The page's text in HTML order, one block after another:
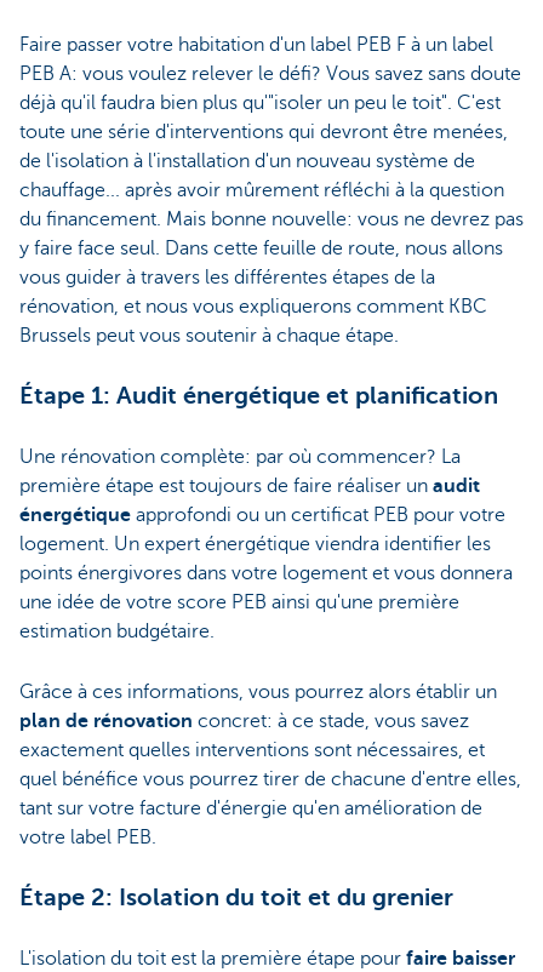
Faire passer votre habitation d'un label PEB F à un label
PEB A: vous voulez relever le défi? Vous savez sans doute
déjà qu'il faudra bien plus qu'"isoler un peu le toit". C'est
toute une série d'interventions qui devront être menées,
de l'isolation à l'installation d'un nouveau système de
chauffage... après avoir mûrement réfléchi à la question
du financement. Mais bonne nouvelle: vous ne devrez pas
y faire face seul. Dans cette feuille de route, nous allons
vous guider à travers les différentes étapes de la
rénovation, et nous vous expliquerons comment KBC
Brussels peut vous soutenir à chaque étape.
Étape 1: Audit énergétique et planification
Une rénovation complète: par où commencer? La
première étape est toujours de faire réaliser un audit
énergétique approfondi ou un certificat PEB pour votre
logement. Un expert énergétique viendra identifier les
points énergivores dans votre logement et vous donnera
une idée de votre score PEB ainsi qu'une première
estimation budgétaire.
Grâce à ces informations, vous pourrez alors établir un
plan de rénovation concret: à ce stade, vous savez
exactement quelles interventions sont nécessaires, et
quel bénéfice vous pourrez tirer de chacune d'entre elles,
tant sur votre facture d'énergie qu'en amélioration de
votre label PEB.
Étape 2: Isolation du toit et du grenier
L'isolation du toit est la première étape pour faire baisser